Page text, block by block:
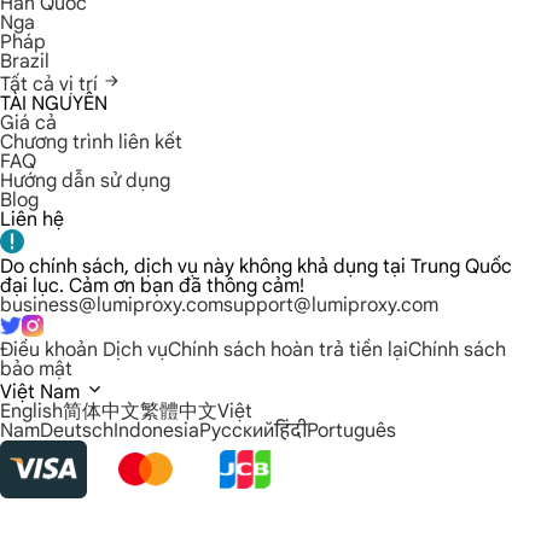
Nga
Pháp
Brazil
Tất cả vị trí
TÀI NGUYÊN
Giá cả
Chương trình liên kết
FAQ
Hướng dẫn sử dụng
Blog
Liên hệ
Do chính sách, dịch vụ này không khả dụng tại Trung Quốc
đại lục. Cảm ơn bạn đã thông cảm!
business@lumiproxy.comsupport@lumiproxy.com
Điều khoản Dịch vụChính sách hoàn trả tiền lạiChính sách
bảo mật
Việt Nam
English简体中文繁體中文Việt
NamDeutschIndonesiaРусскийहिंदीPortuguês